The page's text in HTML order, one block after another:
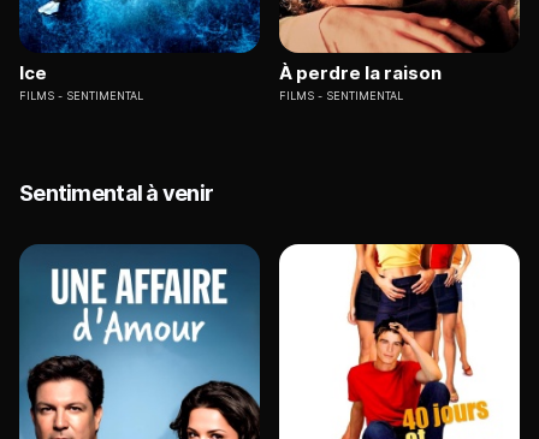
Ice
FILMS SENTIMENTAL
À perdre la raison
FILMS SENTIMENTAL
Sentimental à venir